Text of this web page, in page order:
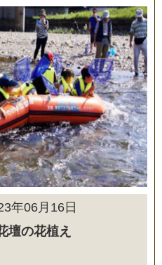
年06月16日
壇の花植え